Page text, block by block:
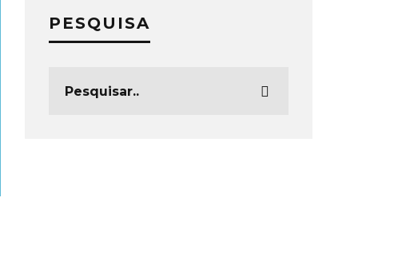
PESQUISA